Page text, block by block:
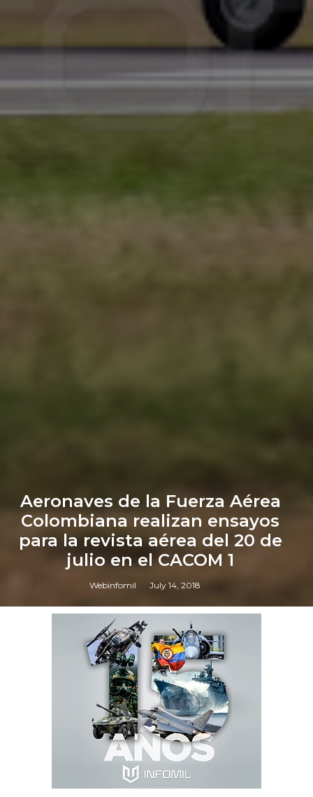
Aeronaves de la Fuerza Aérea
Colombiana realizan ensayos
para la revista aérea del 20 de
julio en el CACOM 1
Webinfomil July 14, 2018